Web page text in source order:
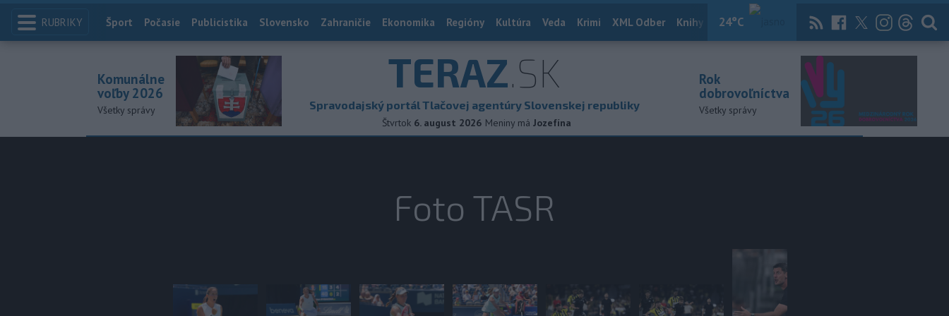
RUBRIKY 24°C
Index
Šport Počasie Publicistika Slovensko Zahraničie Ekonomika Regióny Kultúra Veda Krimi XML Odber Knihy Útulkovo Magazín News Now Archív
TERAZ.SK
Spravodajský portál Tlačovej agentúry Slovenskej republiky
Štvrtok 6. august 2026 Meniny má Jozefína
Komunálne
voľby 2026
Všetky správy
Rok
dobrovoľníctva
Všetky správy
Foto TASR